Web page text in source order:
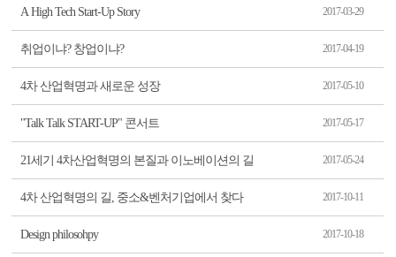
A High Tech Start-Up Story 2017-03-29
취업이냐? 창업이냐? 2017-04-19
4차 산업혁명과 새로운 성장 2017-05-10
"Talk Talk START-UP" 콘서트 2017-05-17
21세기 4차산업혁명의 본질과 이노베이션의 길 2017-05-24
4차 산업혁명의 길, 중소&벤처기업에서 찾다 2017-10-11
Design philosohpy 2017-10-18